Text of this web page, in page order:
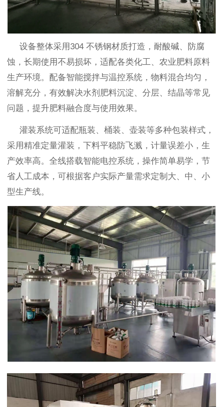
设备整体采用304 不锈钢材质打造，耐酸碱、防腐
蚀，长期使用不易损坏，适配各类化工、农业肥料原料
生产环境。配备智能搅拌与温控系统，物料混合均匀，
溶解充分，有效解决水剂肥料沉淀、分层、结晶等常见
问题，提升肥料融合度与使用效果。
灌装系统可适配瓶装、桶装、壶装等多种包装样式，
采用精准定量灌装，下料平稳防飞溅，计量误差小，生
产效率高。全线搭载智能电控系统，操作简单易学，节
省人工成本，可根据客户实际产量需求定制大、中、小
型生产线。